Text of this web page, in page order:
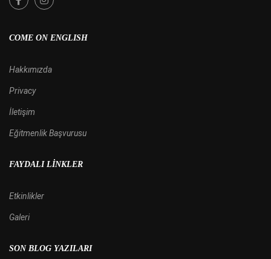
COME ON ENGLISH
Hakkımızda
Privacy
İletişim
Eğitmenlik Başvurusu
FAYDALI LINKLER
Etkinlikler
Galeri
SON BLOG YAZILARI